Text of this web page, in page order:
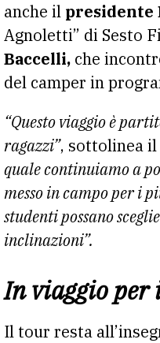
anche il presidente
Agnoletti” di Sesto
Baccelli, che
del camper in
“Questo viaggio è
ragazzi”, sottolinea il
quale continuiamo a
messo in campo per i
studenti possano
inclinazioni”.
In viaggio per
Il tour resta